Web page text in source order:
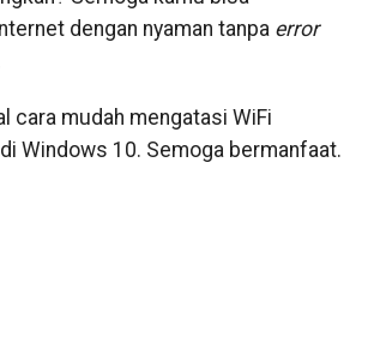
dengan nyaman tanpa error
cara mudah mengatasi WiFi
Windows 10. Semoga bermanfaat.